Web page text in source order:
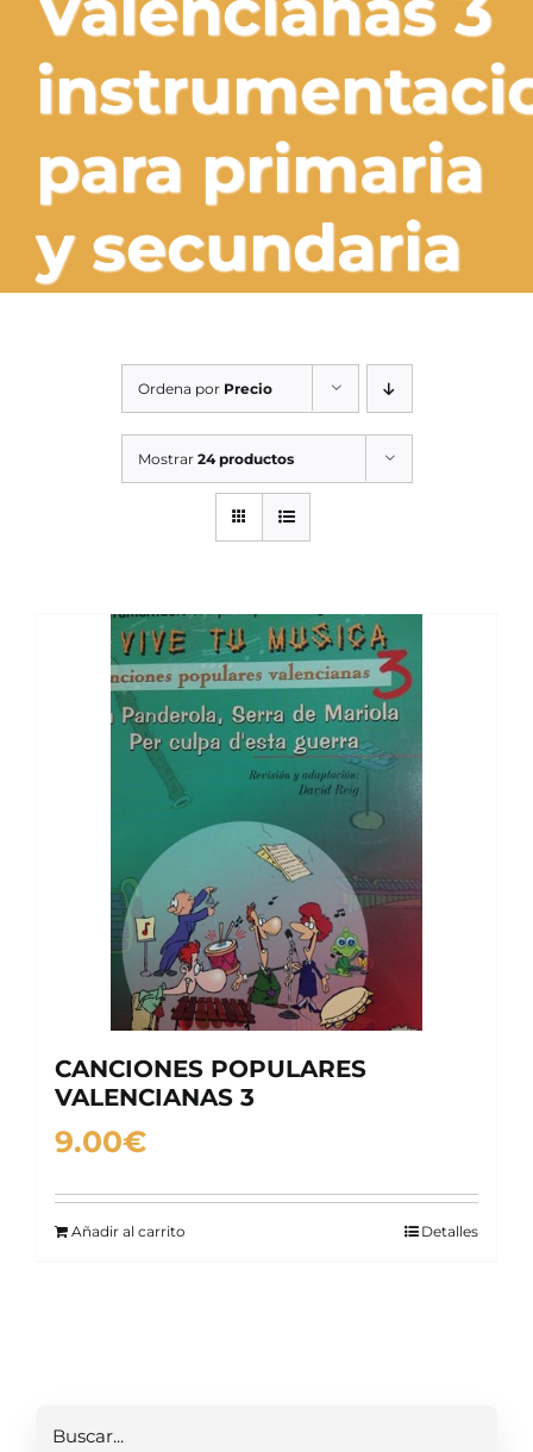
SERVICIOS TALLER
OCASIÓN
SERVICIOS TALLER
OCASIÓN
para primaria
y secundaria
Ordena por Precio
Mostrar 24 productos
CANCIONES POPULARES
VALENCIANAS 3
9.00€
Añadir al carrito Detalles